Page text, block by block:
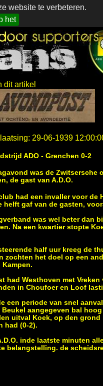
website te verbeteren.
het
dit artikel
29-06-1939
ADO - Grenchen 0-2
was de Zwitsersche
de gast van A.D.O.
had een invaller voor de
helft gaf van de gasten,
was wel beter dan
Na een kwartier stopte
half uur kreeg de
zochten het doel op een
had Westhoven met
in Choufoer en Loof
een periode van snel
Beukel aangegeven bal
uitval Koek, op den
had (0-2).
inde laatste minuten
belangstelling. de